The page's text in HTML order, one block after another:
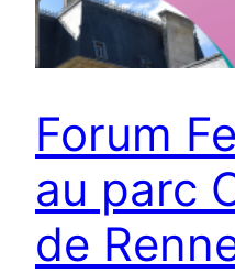
Forum
au parc
de